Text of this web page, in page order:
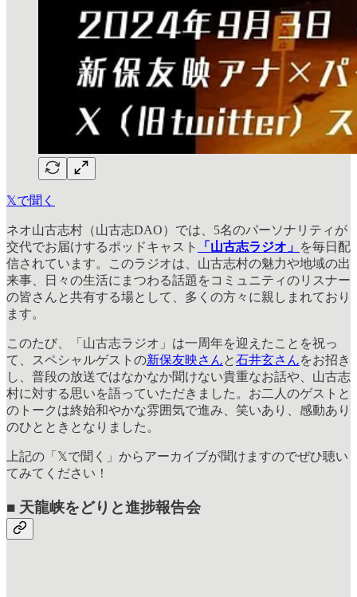
𝕏で聞く
ネオ山古志村（山古志DAO）では、5名のパーソナリティが
交代でお届けするポッドキャスト
「山古志ラジオ」 を毎日配
信されています。このラジオは、山古志村の魅力や地域の出
来事、日々の生活にまつわる話題をコミュニティのリスナー
の皆さんと共有する場として、多くの方々に親しまれており
ます。
このたび、「山古志ラジオ」は一周年を迎えたことを祝っ
て、スペシャルゲストの新保友映さんと石井玄さんをお招き
し、普段の放送ではなかなか聞けない貴重なお話や、山古志
村に対する思いを語っていただきました。お二人のゲストと
のトークは終始和やかな雰囲気で進み、笑いあり、感動あり
のひとときとなりました。
上記の「𝕏で聞く」からアーカイブが聞けますのでぜひ聴い
てみてください！
■ 天龍峡をどりと進捗報告会